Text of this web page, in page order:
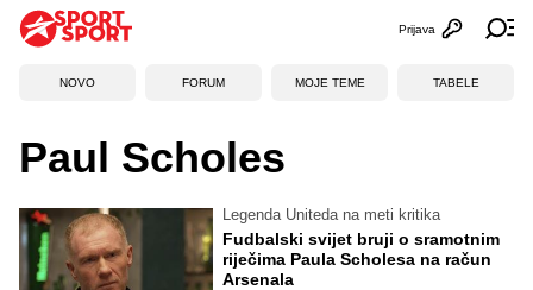
Otvori
Prijava
NOVO FORUM MOJE TEME TABELE
Paul Scholes
Legenda Uniteda na meti kritika
Fudbalski svijet bruji o sramotnim
riječima Paula Scholesa na račun
Arsenala